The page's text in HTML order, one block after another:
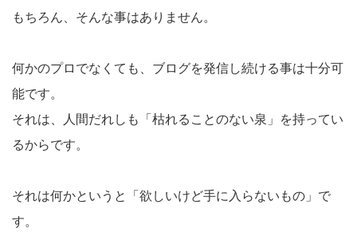
もちろん、そんな事はありません。
何かのプロでなくても、ブログを発信し続ける事は十分可
能です。
それは、人間だれしも「枯れることのない泉」を持ってい
るからです。
それは何かというと「欲しいけど手に入らないもの」で
す。